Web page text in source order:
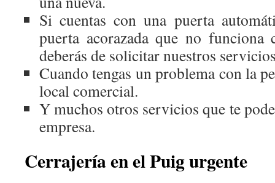
Si cuentas con una puerta
puerta acorazada que no funciona
deberás de solicitar nuestros
Cuando tengas un problema con la
local comercial.
Y muchos otros servicios que te
empresa.
Cerrajería en el Puig urgente